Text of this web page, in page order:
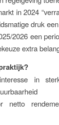
in 2024
druk
2026 een
extra
in
netto